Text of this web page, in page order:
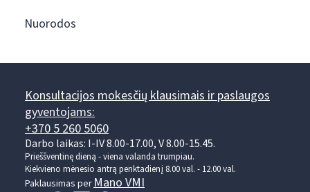
Nuorodos
Konsultacijos mokesčių klausimais ir paslaugos
gyventojams:
+370 5 260 5060
Darbo laikas: I-IV 8.00-17.00, V 8.00-15.45.
Prieššventinę dieną - viena valanda trumpiau.
Kiekvieno mėnesio antrą penktadienį 8.00 val. - 12.00 val.
Paklausimas per Mano VMI